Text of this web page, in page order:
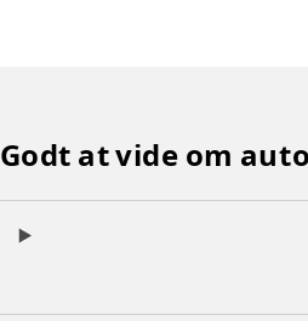
Godt at vide om